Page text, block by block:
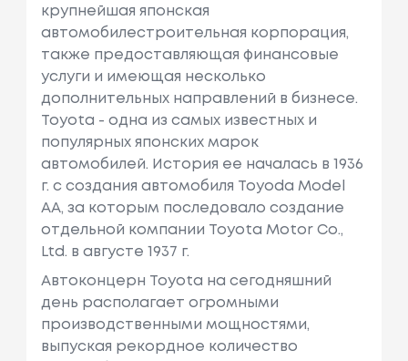
крупнейшая японская
автомобилестроительная корпорация,
также предоставляющая финансовые
услуги и имеющая несколько
дополнительных направлений в бизнесе.
Toyota - одна из самых известных и
популярных японских марок
автомобилей. История ее началась в 1936
г. с создания автомобиля Toyoda Model
AA, за которым последовало создание
отдельной компании Toyota Motor Co.,
Ltd. в августе 1937 г.
Автоконцерн Toyota на сегодняшний
день располагает огромными
производственными мощностями,
выпуская рекордное количество